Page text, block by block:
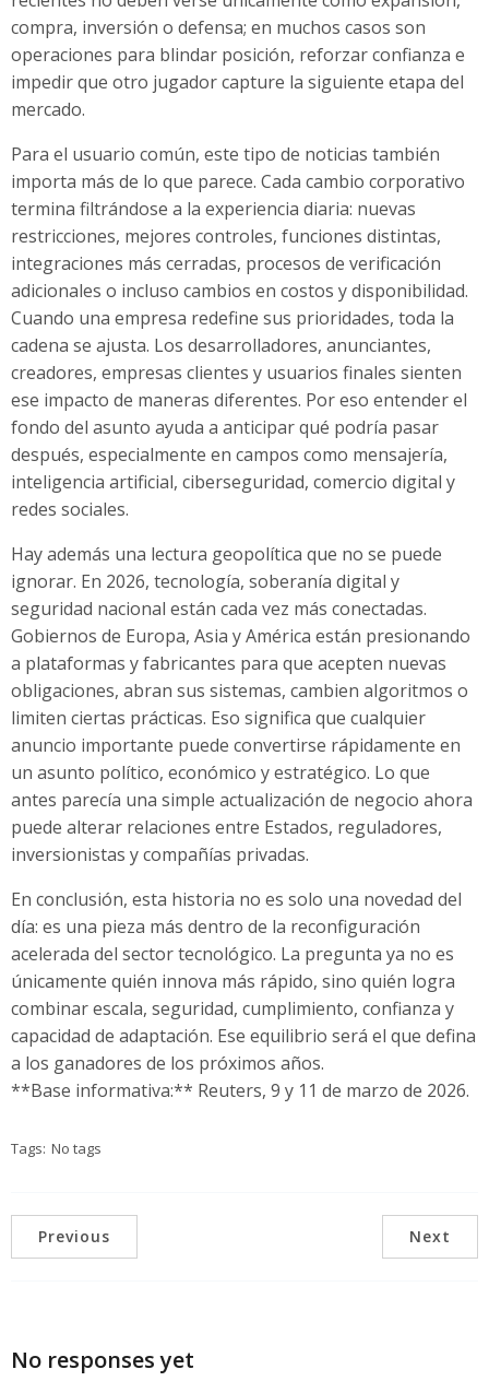
compra, inversión o defensa; en muchos casos son
operaciones para blindar posición, reforzar confianza e
impedir que otro jugador capture la siguiente etapa del
mercado.
Para el usuario común, este tipo de noticias también
importa más de lo que parece. Cada cambio corporativo
termina filtrándose a la experiencia diaria: nuevas
restricciones, mejores controles, funciones distintas,
integraciones más cerradas, procesos de verificación
adicionales o incluso cambios en costos y disponibilidad.
Cuando una empresa redefine sus prioridades, toda la
cadena se ajusta. Los desarrolladores, anunciantes,
creadores, empresas clientes y usuarios finales sienten
ese impacto de maneras diferentes. Por eso entender el
fondo del asunto ayuda a anticipar qué podría pasar
después, especialmente en campos como mensajería,
inteligencia artificial, ciberseguridad, comercio digital y
redes sociales.
Hay además una lectura geopolítica que no se puede
ignorar. En 2026, tecnología, soberanía digital y
seguridad nacional están cada vez más conectadas.
Gobiernos de Europa, Asia y América están presionando
a plataformas y fabricantes para que acepten nuevas
obligaciones, abran sus sistemas, cambien algoritmos o
limiten ciertas prácticas. Eso significa que cualquier
anuncio importante puede convertirse rápidamente en
un asunto político, económico y estratégico. Lo que
antes parecía una simple actualización de negocio ahora
puede alterar relaciones entre Estados, reguladores,
inversionistas y compañías privadas.
En conclusión, esta historia no es solo una novedad del
día: es una pieza más dentro de la reconfiguración
acelerada del sector tecnológico. La pregunta ya no es
únicamente quién innova más rápido, sino quién logra
combinar escala, seguridad, cumplimiento, confianza y
capacidad de adaptación. Ese equilibrio será el que defina
a los ganadores de los próximos años.
**Base informativa:** Reuters, 9 y 11 de marzo de 2026.
Tags: No tags
Previous Next
No responses yet